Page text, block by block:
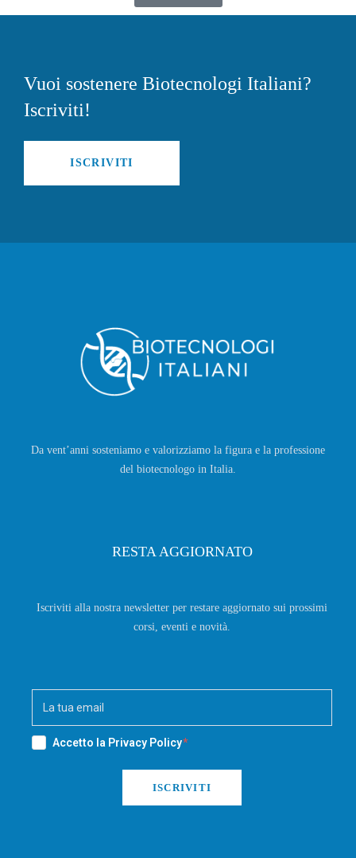
Vuoi sostenere Biotecnologi Italiani?
Iscriviti!
ISCRIVITI
Da vent’anni sosteniamo e valorizziamo la figura e la professione
del biotecnologo in Italia.
RESTA AGGIORNATO
Iscriviti alla nostra newsletter per restare aggiornato sui prossimi
corsi, eventi e novità.
Accetto la Privacy Policy
ISCRIVITI